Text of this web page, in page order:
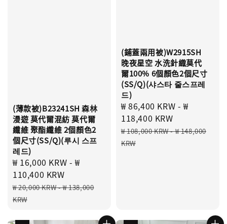
(薄款被)B23241SH 森林
漫遊 莫代爾混紡 莫代爾
纖維 聚酯纖維 2個顏色2
個尺寸(SS/Q)(루시 스프
레드)
Sale
price
₩ 16,000 KRW -₩
110,400 KRW
Regular
price
₩ 20,000 KRW-₩ 138,000
KRW
(鋪蓋兩用被)W2915SH
晚夜星空 水洗針織莫代
爾100% 6個顏色2個尺寸
(SS/Q)(샤스타 줄스프레
드)
Sale
price
₩ 86,400 KRW -₩
118,400 KRW
Regular
price
₩ 108,000 KRW-₩ 148,000
KRW